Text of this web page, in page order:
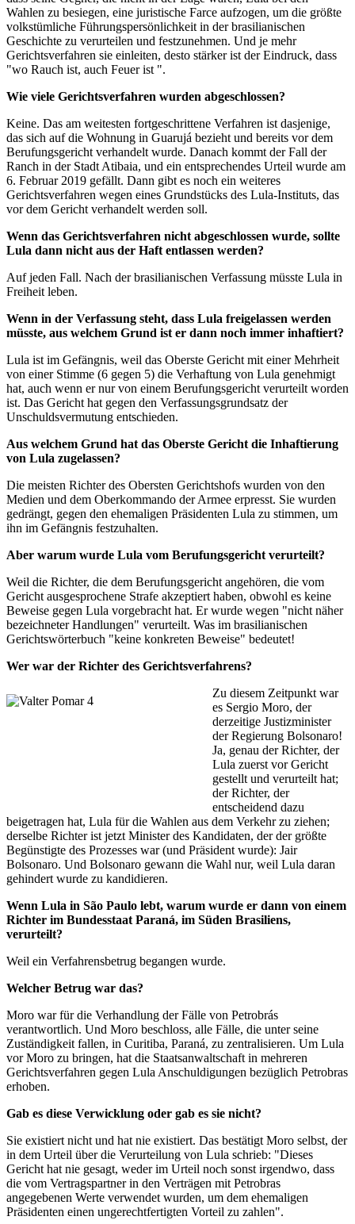
Wahlen zu besiegen, eine juristische Farce aufzogen, um die größte
volkstümliche Führungspersönlichkeit in der brasilianischen
Geschichte zu verurteilen und festzunehmen. Und je mehr
Gerichtsverfahren sie einleiten, desto stärker ist der Eindruck, dass
"wo Rauch ist, auch Feuer ist ".
Wie viele Gerichtsverfahren wurden abgeschlossen?
Keine. Das am weitesten fortgeschrittene Verfahren ist dasjenige,
das sich auf die Wohnung in Guarujá bezieht und bereits vor dem
Berufungsgericht verhandelt wurde. Danach kommt der Fall der
Ranch in der Stadt Atibaia, und ein entsprechendes Urteil wurde am
6. Februar 2019 gefällt. Dann gibt es noch ein weiteres
Gerichtsverfahren wegen eines Grundstücks des Lula-Instituts, das
vor dem Gericht verhandelt werden soll.
Wenn das Gerichtsverfahren nicht abgeschlossen wurde, sollte
Lula dann nicht aus der Haft entlassen werden?
Auf jeden Fall. Nach der brasilianischen Verfassung müsste Lula in
Freiheit leben.
Wenn in der Verfassung steht, dass Lula freigelassen werden
müsste, aus welchem Grund ist er dann noch immer inhaftiert?
Lula ist im Gefängnis, weil das Oberste Gericht mit einer Mehrheit
von einer Stimme (6 gegen 5) die Verhaftung von Lula genehmigt
hat, auch wenn er nur von einem Berufungsgericht verurteilt worden
ist. Das Gericht hat gegen den Verfassungsgrundsatz der
Unschuldsvermutung entschieden.
Aus welchem Grund hat das Oberste Gericht die Inhaftierung
von Lula zugelassen?
Die meisten Richter des Obersten Gerichtshofs wurden von den
Medien und dem Oberkommando der Armee erpresst. Sie wurden
gedrängt, gegen den ehemaligen Präsidenten Lula zu stimmen, um
ihn im Gefängnis festzuhalten.
Aber warum wurde Lula vom Berufungsgericht verurteilt?
Weil die Richter, die dem Berufungsgericht angehören, die vom
Gericht ausgesprochene Strafe akzeptiert haben, obwohl es keine
Beweise gegen Lula vorgebracht hat. Er wurde wegen "nicht näher
bezeichneter Handlungen" verurteilt. Was im brasilianischen
Gerichtswörterbuch "keine konkreten Beweise" bedeutet!
Wer war der Richter des Gerichtsverfahrens?
Zu diesem Zeitpunkt war
es Sergio Moro, der
derzeitige Justizminister
der Regierung Bolsonaro!
Ja, genau der Richter, der
Lula zuerst vor Gericht
gestellt und verurteilt hat;
der Richter, der
entscheidend dazu
beigetragen hat, Lula für die Wahlen aus dem Verkehr zu ziehen;
derselbe Richter ist jetzt Minister des Kandidaten, der der größte
Begünstigte des Prozesses war (und Präsident wurde): Jair
Bolsonaro. Und Bolsonaro gewann die Wahl nur, weil Lula daran
gehindert wurde zu kandidieren.
Wenn Lula in São Paulo lebt, warum wurde er dann von einem
Richter im Bundesstaat Paraná, im Süden Brasiliens,
verurteilt?
Weil ein Verfahrensbetrug begangen wurde.
Welcher Betrug war das?
Moro war für die Verhandlung der Fälle von Petrobrás
verantwortlich. Und Moro beschloss, alle Fälle, die unter seine
Zuständigkeit fallen, in Curitiba, Paraná, zu zentralisieren. Um Lula
vor Moro zu bringen, hat die Staatsanwaltschaft in mehreren
Gerichtsverfahren gegen Lula Anschuldigungen bezüglich Petrobras
erhoben.
Gab es diese Verwicklung oder gab es sie nicht?
Sie existiert nicht und hat nie existiert. Das bestätigt Moro selbst, der
in dem Urteil über die Verurteilung von Lula schrieb: "Dieses
Gericht hat nie gesagt, weder im Urteil noch sonst irgendwo, dass
die vom Vertragspartner in den Verträgen mit Petrobras
angegebenen Werte verwendet wurden, um dem ehemaligen
Präsidenten einen ungerechtfertigten Vorteil zu zahlen".